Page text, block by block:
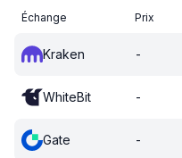
Échange Prix
Kraken -
WhiteBit -
Gate -